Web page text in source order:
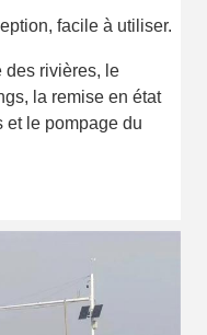
facile à utiliser.
des rivières, le
la remise en état
et le pompage du